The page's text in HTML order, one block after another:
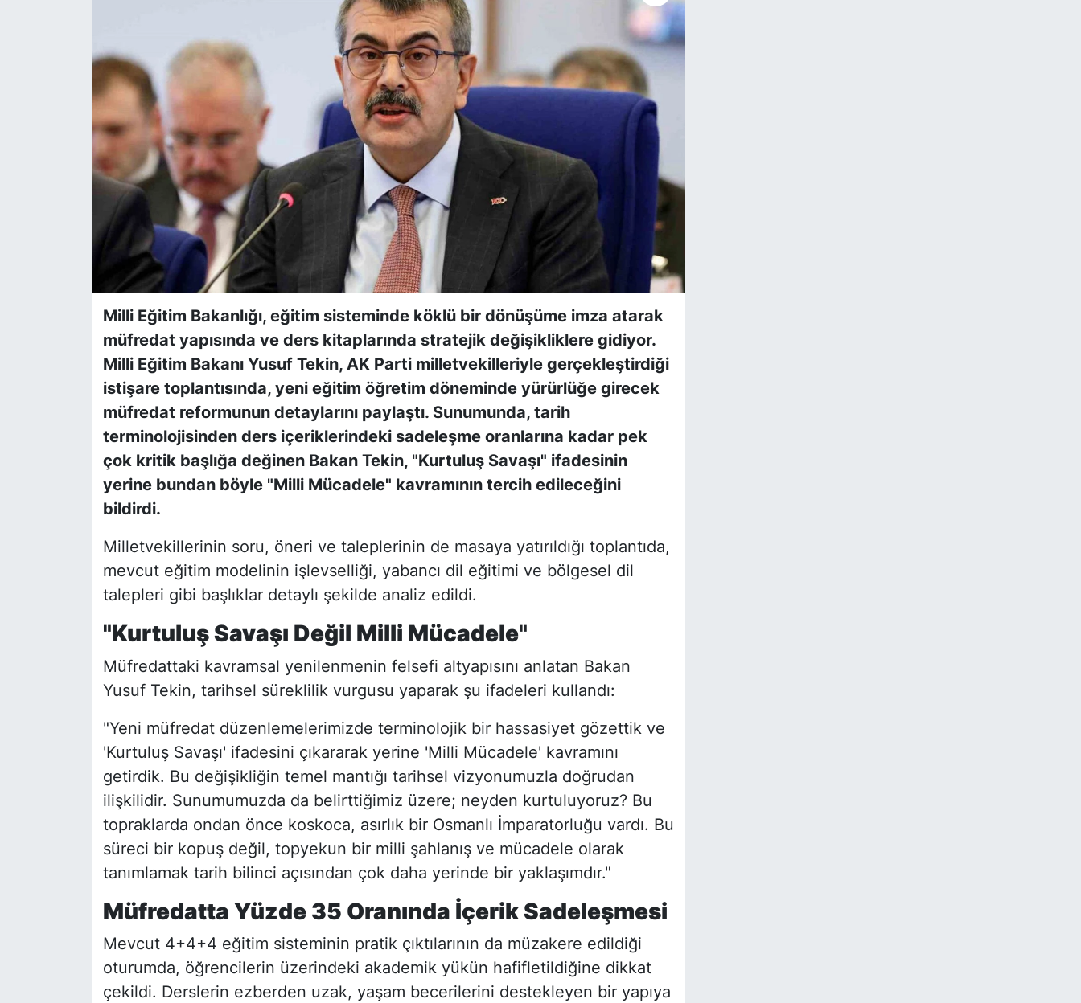
Milli Eğitim Bakanlığı, eğitim sisteminde köklü bir dönüşüme imza atarak
müfredat yapısında ve ders kitaplarında stratejik değişikliklere gidiyor.
Milli Eğitim Bakanı Yusuf Tekin, AK Parti milletvekilleriyle gerçekleştirdiği
istişare toplantısında, yeni eğitim öğretim döneminde yürürlüğe girecek
müfredat reformunun detaylarını paylaştı. Sunumunda, tarih
terminolojisinden ders içeriklerindeki sadeleşme oranlarına kadar pek
çok kritik başlığa değinen Bakan Tekin, "Kurtuluş Savaşı" ifadesinin
yerine bundan böyle "Milli Mücadele" kavramının tercih edileceğini
bildirdi.
Milletvekillerinin soru, öneri ve taleplerinin de masaya yatırıldığı toplantıda,
mevcut eğitim modelinin işlevselliği, yabancı dil eğitimi ve bölgesel dil
talepleri gibi başlıklar detaylı şekilde analiz edildi.
"Kurtuluş Savaşı Değil Milli Mücadele"
Müfredattaki kavramsal yenilenmenin felsefi altyapısını anlatan Bakan
Yusuf Tekin, tarihsel süreklilik vurgusu yaparak şu ifadeleri kullandı:
"Yeni müfredat düzenlemelerimizde terminolojik bir hassasiyet gözettik ve
'Kurtuluş Savaşı' ifadesini çıkararak yerine 'Milli Mücadele' kavramını
getirdik. Bu değişikliğin temel mantığı tarihsel vizyonumuzla doğrudan
ilişkilidir. Sunumumuzda da belirttiğimiz üzere; neyden kurtuluyoruz? Bu
topraklarda ondan önce koskoca, asırlık bir Osmanlı İmparatorluğu vardı. Bu
süreci bir kopuş değil, topyekun bir milli şahlanış ve mücadele olarak
tanımlamak tarih bilinci açısından çok daha yerinde bir yaklaşımdır."
Müfredatta Yüzde 35 Oranında İçerik Sadeleşmesi
Mevcut 4+4+4 eğitim sisteminin pratik çıktılarının da müzakere edildiği
oturumda, öğrencilerin üzerindeki akademik yükün hafifletildiğine dikkat
çekildi. Derslerin ezberden uzak, yaşam becerilerini destekleyen bir yapıya
YEREL HABER
Haberde insan
Tanıtım